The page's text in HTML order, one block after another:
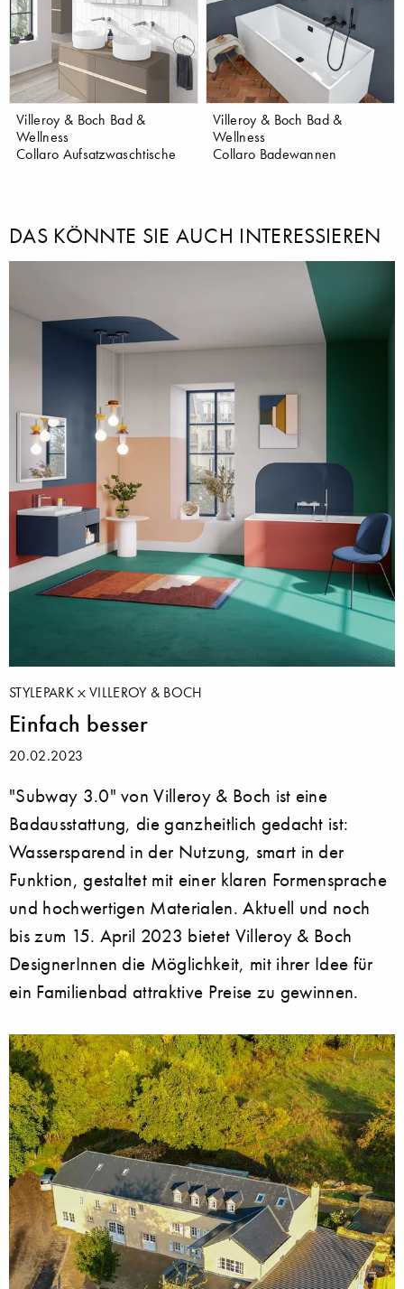
Villeroy & Boch Bad &
Wellness
Collaro Aufsatzwaschtische
Villeroy & Boch Bad &
Wellness
Collaro Badewannen
DAS KÖNNTE SIE AUCH INTERESSIEREN
STYLEPARK VILLEROY & BOCH
Einfach besser
20.02.2023
"Subway 3.0" von Villeroy & Boch ist eine
Badausstattung, die ganzheitlich gedacht ist:
Wassersparend in der Nutzung, smart in der
Funktion, gestaltet mit einer klaren Formensprache
und hochwertigen Materialen. Aktuell und noch
bis zum 15. April 2023 bietet Villeroy & Boch
DesignerInnen die Möglichkeit, mit ihrer Idee für
ein Familienbad attraktive Preise zu gewinnen.